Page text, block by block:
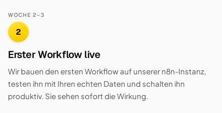
WOCHE 2–3
2
Erster Workflow live
Wir bauen den ersten Workflow auf unserer n8n-Instanz,
testen ihn mit Ihren echten Daten und schalten ihn
produktiv. Sie sehen sofort die Wirkung.